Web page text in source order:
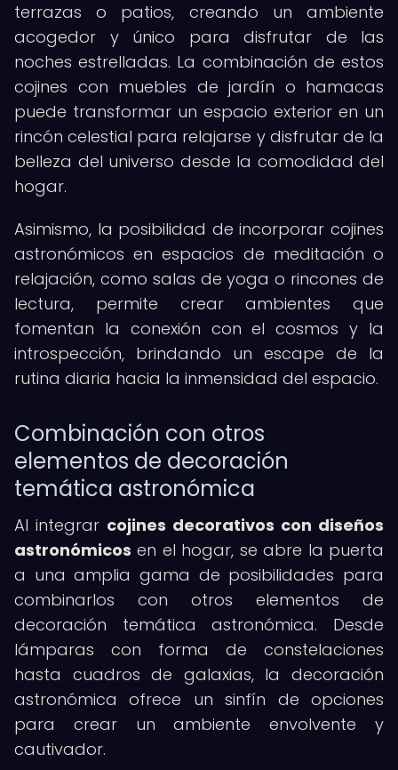
terrazas o patios, creando un ambiente
acogedor y único para disfrutar de las
noches estrelladas. La combinación de estos
cojines con muebles de jardín o hamacas
puede transformar un espacio exterior en un
rincón celestial para relajarse y disfrutar de la
belleza del universo desde la comodidad del
hogar.
Asimismo, la posibilidad de incorporar cojines
astronómicos en espacios de meditación o
relajación, como salas de yoga o rincones de
lectura, permite crear ambientes que
fomentan la conexión con el cosmos y la
introspección, brindando un escape de la
rutina diaria hacia la inmensidad del espacio.
Combinación con otros
elementos de decoración
temática astronómica
Al integrar cojines decorativos con diseños
astronómicos en el hogar, se abre la puerta
a una amplia gama de posibilidades para
combinarlos con otros elementos de
decoración temática astronómica. Desde
lámparas con forma de constelaciones
hasta cuadros de galaxias, la decoración
astronómica ofrece un sinfín de opciones
para crear un ambiente envolvente y
cautivador.